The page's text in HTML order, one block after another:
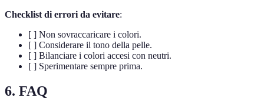
Checklist di errori da evitare:
[ ] Non sovraccaricare i colori.
[ ] Considerare il tono della pelle.
[ ] Bilanciare i colori accesi con neutri.
[ ] Sperimentare sempre prima.
6. FAQ